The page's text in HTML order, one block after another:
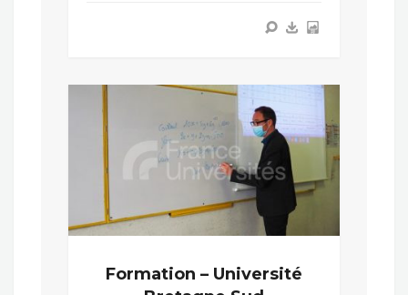
Formation – Université